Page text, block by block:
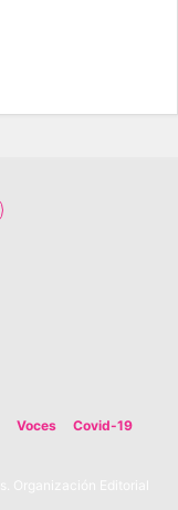
Voces Covid-19